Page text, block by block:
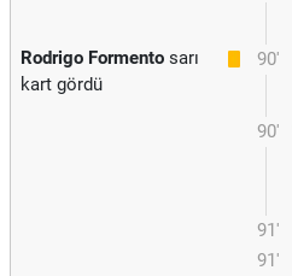
90'
Rodrigo Formento sarı
kart gördü
90'
91'
91'